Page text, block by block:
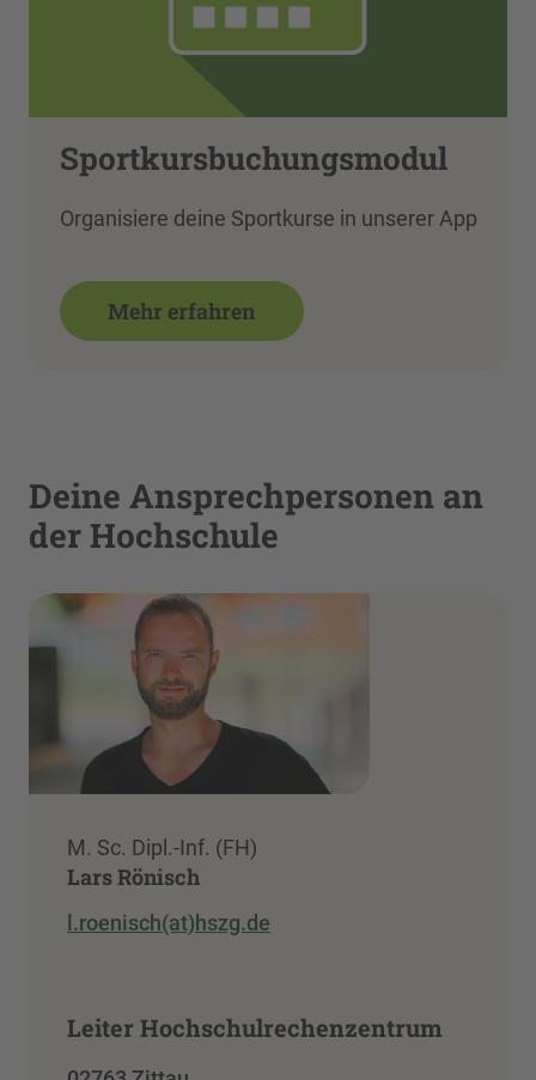
Sportkursbuchungsmodul
Organisiere deine Sportkurse in unserer App
Mehr erfahren
Deine Ansprechpersonen an
der Hochschule
M. Sc. Dipl.-Inf. (FH)
Lars Rönisch
l.roenisch(at)hszg.de
Leiter Hochschulrechenzentrum